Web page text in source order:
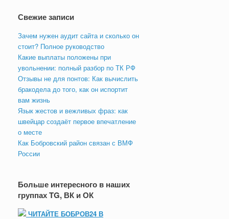
Свежие записи
Зачем нужен аудит сайта и сколько он
стоит? Полное руководство
Какие выплаты положены при
увольнении: полный разбор по ТК РФ
Отзывы не для понтов: Как вычислить
бракодела до того, как он испортит
вам жизнь
Язык жестов и вежливых фраз: как
швейцар создаёт первое впечатление
о месте
Как Бобровский район связан с ВМФ
России
Больше интересного в наших
группах TG, ВК и ОК
ЧИТАЙТЕ БОБРОВ24 В